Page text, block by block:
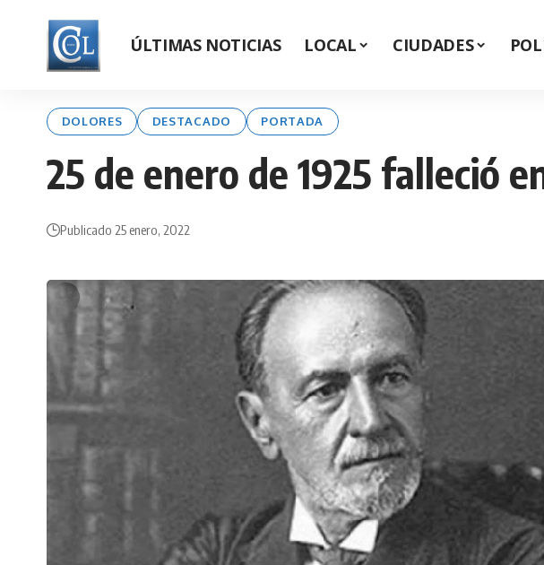
ÚLTIMAS NOTICIAS LOCAL CIUDADES
DOLORES DESTACADO PORTADA
25 de enero de 1925 falleció
Publicado 25 enero, 2022